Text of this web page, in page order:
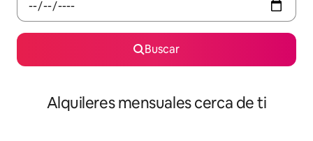
Buscar
Alquileres mensuales cerca de ti